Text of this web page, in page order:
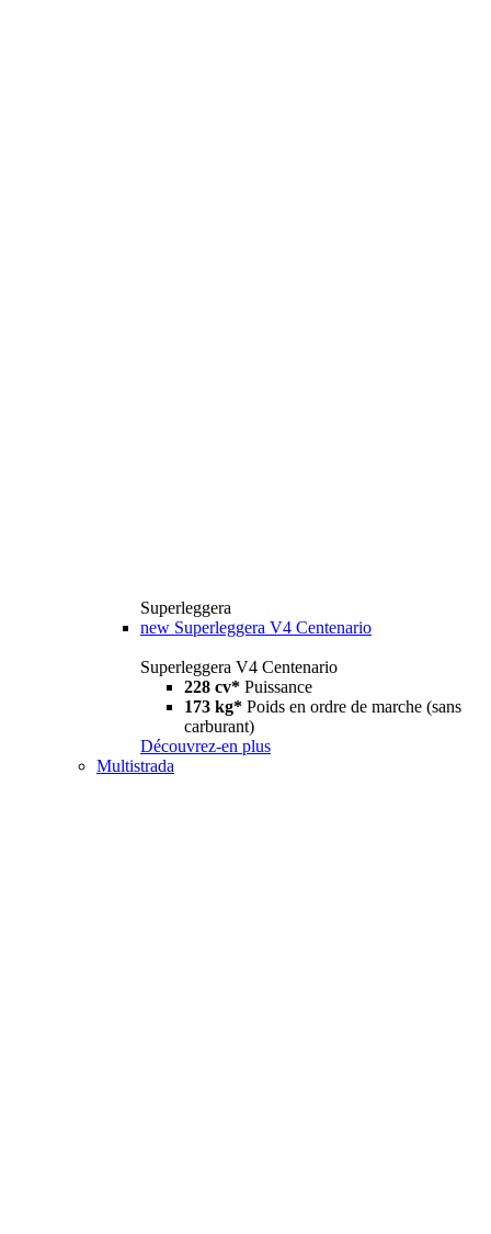
Superleggera
new Superleggera V4 Centenario
Superleggera V4 Centenario
228 cv* Puissance
173 kg* Poids en ordre de marche (sans
carburant)
Découvrez-en plus
Multistrada